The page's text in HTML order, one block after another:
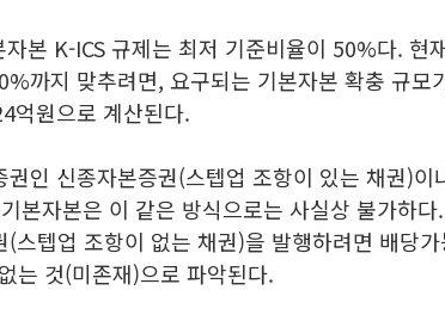
본 K-ICS 규제는 최저 기준비율이 50%다. 현
까지 맞추려면, 요구되는 기본자본 확충 규모
억원으로 계산된다.
인 신종자본증권(스텝업 조항이 있는 채권)이
본자본은 이 같은 방식으로는 사실상 불가하다
스텝업 조항이 없는 채권)을 발행하려면 배당가
는 것(미존재)으로 파악된다.